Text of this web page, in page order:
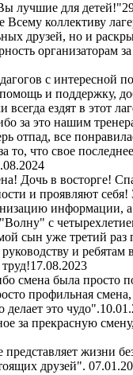
лучшие для детей!"
коллективу
друзей, но и
организаторам
с интересной
и поддержку,
ездят в этот
за это нашим
отпад, все
то, что свое
Дочь в восторге!
и проявляют себя!
информации, а
с
сын уже третий раз
и
17.08.2023
смена была просто
профильная
это чудо".
за прекрасную
жизни
друзей".